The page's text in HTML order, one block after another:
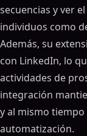
secuencias y ver
individuos como
Además, su
con LinkedIn, lo
actividades de
integración
y al mismo
automatización.